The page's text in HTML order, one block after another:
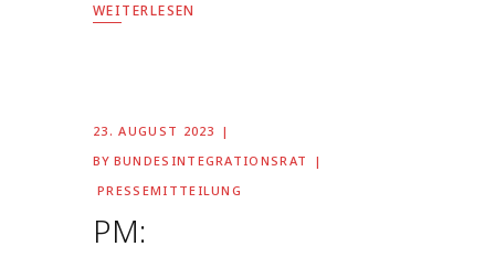
WEITERLESEN
23. AUGUST 2023
BY BUNDESINTEGRATIONSRAT
PRESSEMITTEILUNG
PM: